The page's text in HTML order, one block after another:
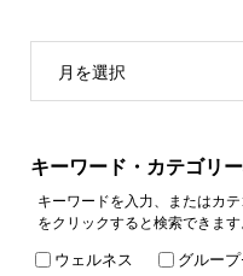
月を選択
キーワード・カテゴリ
キーワードを入力、またはカ
をクリックすると検索できます
ウェルネス
グルー